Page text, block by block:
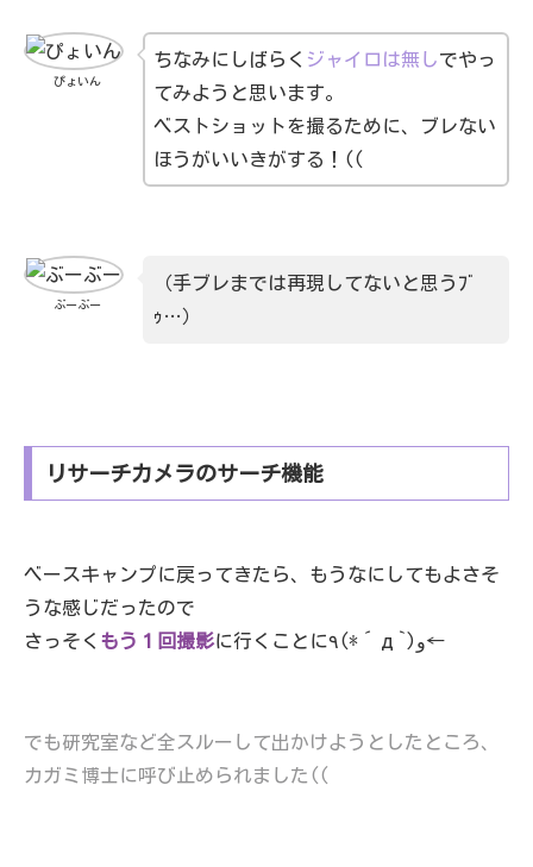
ぴょいん
ちなみにしばらく ジャイロは無しでやっ
てみようと思います。
ベストショットを撮るために、ブレない
ほうがいいきがする！((
ぶーぶー
（手ブレまでは再現してないと思うﾌﾞ
ｩ…）
リサーチカメラのサーチ機能
ベースキャンプに戻ってきたら、もうなにしてもよさそ
うな感じだったので
さっそく もう１回撮影 に行くことに٩(*´д`)و←
でも研究室など全スルーして出かけようとしたところ、
カガミ博士に呼び止められました((